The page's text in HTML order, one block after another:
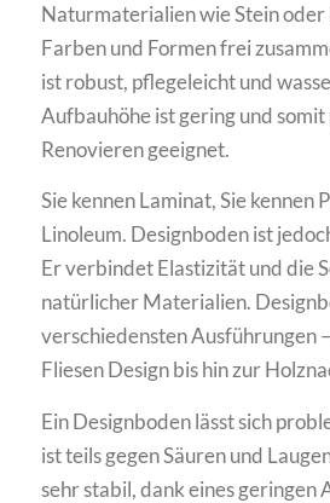
Naturmaterialien wie Stein oder
Farben und Formen frei
ist robust, pflegeleicht und
Aufbauhöhe ist gering und somit
Renovieren geeignet.
Sie kennen Laminat, Sie kennen
Linoleum. Designboden ist
Er verbindet Elastizität und die
natürlicher Materialien.
verschiedensten Ausführungen
Fliesen Design bis hin zur
Ein Designboden lässt sich
ist teils gegen Säuren und
sehr stabil, dank eines geringen